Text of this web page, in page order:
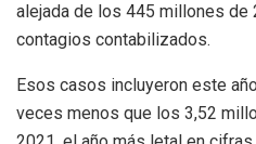
alejada de los 445 millones de
contagios contabilizados.
Esos casos incluyeron este
veces menos que los 3,52